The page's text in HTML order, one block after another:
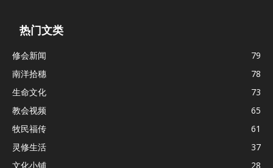
热门文类
修会新闻
79
南洋拾穗
78
生命文化
73
教会视频
65
牧民福传
61
灵修生活
37
文化小铺
28